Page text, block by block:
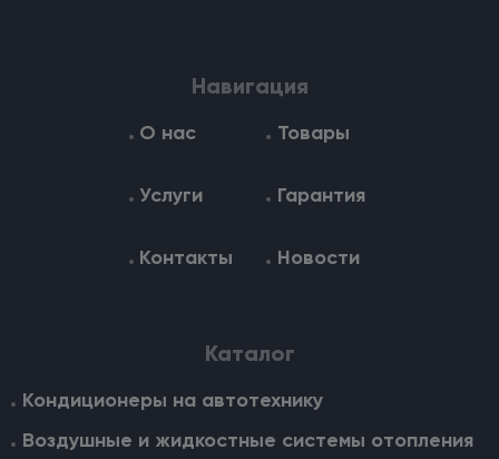
Навигация
О нас Товары
Услуги Гарантия
Контакты Новости
Каталог
Кондиционеры на автотехнику
Воздушные и жидкостные cистемы отопления